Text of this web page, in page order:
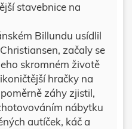
stavebnice na
Billundu usídlil
začaly se
skromném životě
hračky na
záhy zjistil,
nábytku
autíček, káč a